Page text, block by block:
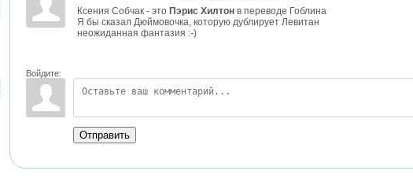
Ксения Собчак - это Пэрис Хилтон в переводе Гоблина
Я бы сказал Дюймовочка, которую дублирует Левитан
неожиданная фантазия :-)
Войдите:
Отправить